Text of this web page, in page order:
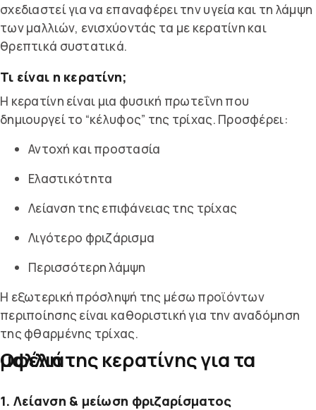
σχεδιαστεί για να επαναφέρει την υγεία και τη λάμψη
των μαλλιών, ενισχύοντάς τα με κερατίνη και
θρεπτικά συστατικά.
Τι είναι η κερατίνη;
Η κερατίνη είναι μια φυσική πρωτεΐνη που
δημιουργεί το “κέλυφος” της τρίχας. Προσφέρει:
Αντοχή και προστασία
Ελαστικότητα
Λείανση της επιφάνειας της τρίχας
Λιγότερο φριζάρισμα
Περισσότερη λάμψη
Η εξωτερική πρόσληψή της μέσω προϊόντων
περιποίησης είναι καθοριστική για την αναδόμηση
της φθαρμένης τρίχας.
Οφέλη της κερατίνης για τα μαλλιά
1. Λείανση & μείωση φριζαρίσματος